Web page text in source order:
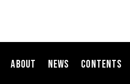
ABOUT NEWS CONTENTS